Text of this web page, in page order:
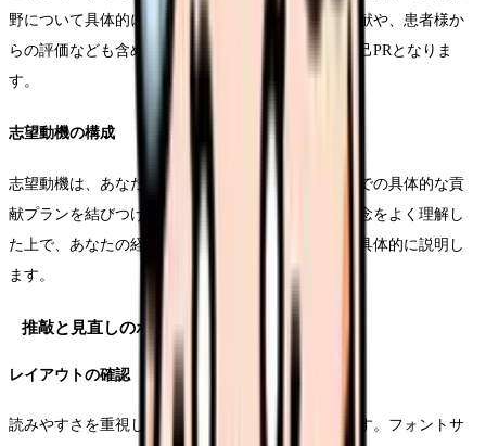
野について具体的に記載します。チーム医療での貢献や、患者様か
らの評価なども含めることで、より説得力のある自己PRとなりま
す。
志望動機の構成
志望動機は、あなたの将来のビジョンと、志望施設での具体的な貢
献プランを結びつけて記載します。施設の特徴や理念をよく理解し
た上で、あなたの経験がどのように活かせるのかを具体的に説明し
ます。
推敲と見直しのポイント
レイアウトの確認
読みやすさを重視し、適度な余白と行間を確保します。フォントサ